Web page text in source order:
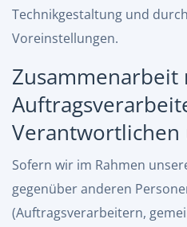
Technikgestaltung und
Voreinstellungen.
Zusammenarbeit
Sofern wir im Rahmen
gegenüber anderen
(Auftragsverarbeitern,